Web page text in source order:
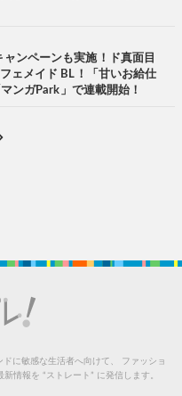
ンペーンも実施！ド真面目
ェメイド BL！「甘いお給仕
ンガPark」で連載開始！
に敏感な生活者へ向けて、
ファッショ
情報を “ストレート” に発信します。